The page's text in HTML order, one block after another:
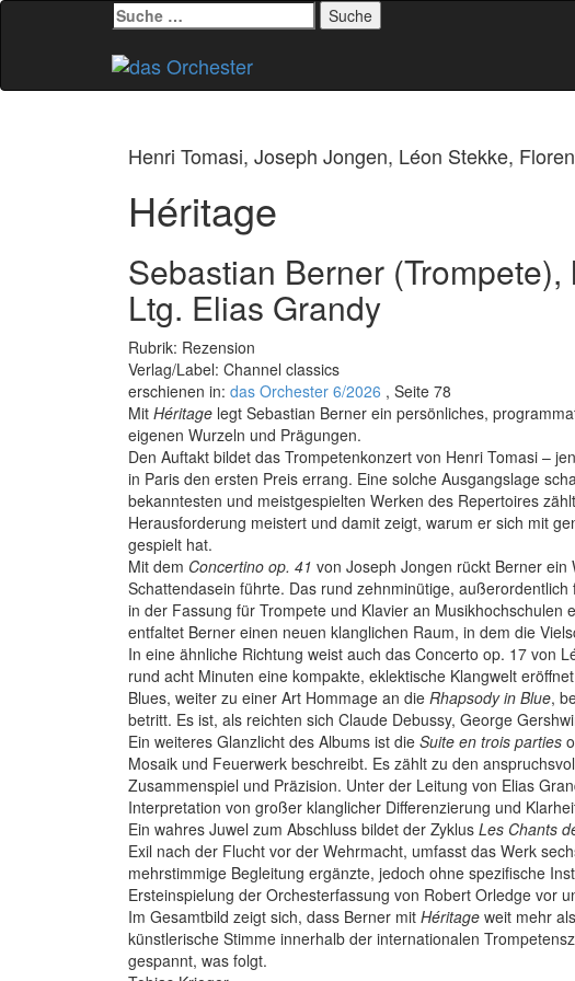
Suche
nach:
springen
Henri Tomasi, Joseph Jongen, Léon Stekke,
Héritage
Sebastian Berner
Ltg. Elias Grandy
Rubrik: Rezension
Verlag/Label: Channel classics
erschienen in: das Orchester 6/2026 , Seite 78
Mit Héritage legt Sebastian Berner ein persönliches,
eigenen Wurzeln und Prägungen.
Den Auftakt bildet das Trompetenkonzert von Henri Tomasi –
in Paris den ersten Preis errang. Eine solche Ausgangslage
bekanntesten und meistgespielten Werken des Repertoires
Herausforderung meistert und damit zeigt, warum er sich mit
gespielt hat.
Mit dem Concertino op. 41 von Joseph Jongen rückt Berner
Schattendasein führte. Das rund zehnminütige,
in der Fassung für Trompete und Klavier an
entfaltet Berner einen neuen klanglichen Raum, in dem die
In eine ähnliche Richtung weist auch das Concerto op. 17 von
rund acht Minuten eine kompakte, eklektische Klangwelt
Blues, weiter zu einer Art Hommage an die Rhapsody in Blue,
betritt. Es ist, als reichten sich Claude Debussy, George
Ein weiteres Glanzlicht des Albums ist die Suite en trois parties
Mosaik und Feuerwerk beschreibt. Es zählt zu den
Zusammenspiel und Präzision. Unter der Leitung von Elias
Interpretation von großer klanglicher Differenzierung und
Ein wahres Juwel zum Abschluss bildet der Zyklus Les Chants
Exil nach der Flucht vor der Wehrmacht, umfasst das Werk
mehrstimmige Begleitung ergänzte, jedoch ohne spezifische
Ersteinspielung der Orchesterfassung von Robert Orledge vor
Im Gesamtbild zeigt sich, dass Berner mit Héritage weit mehr
künstlerische Stimme innerhalb der internationalen
gespannt, was folgt.